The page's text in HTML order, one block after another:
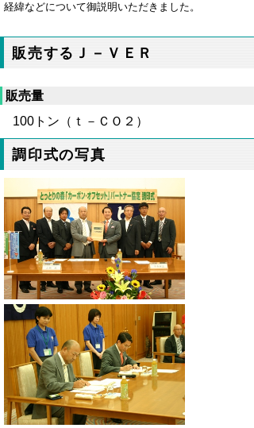
経緯などについて御説明いただきました。
販売するＪ－ＶＥＲ
販売量
100トン（ｔ－ＣＯ２）
調印式の写真